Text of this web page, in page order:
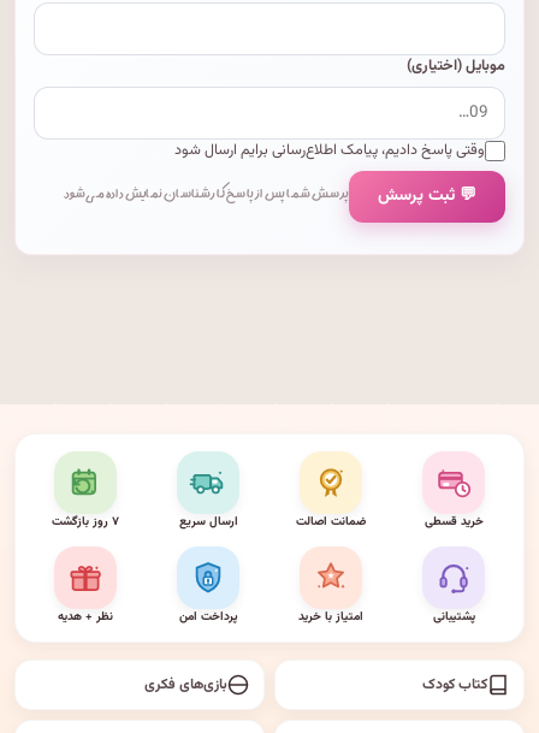
موبایل (اختیاری)
وقتی پاسخ دادیم، پیامک اطلاع‌رسانی برایم ارسال شود
💬 ثبت پرسش پرسش شما پس از پاسخ کارشناسان نمایش داده می‌شود.
خرید قسطی ضمانت اصالت ارسال سریع ۷ روز بازگشت
پشتیبانی امتیاز با خرید پرداخت امن نظر + هدیه
کتاب کودک بازی‌های فکری